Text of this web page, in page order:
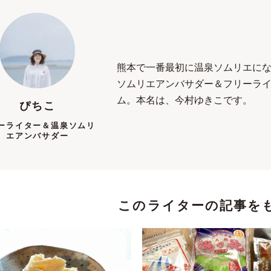
ぴちこ
ライター＆温泉ソムリ
エアンバサダー
熊本で一番最初に温泉ソムリエに
ソムリエアンバサダー＆フリーラ
ム。本名は、今村ゆきこです。
このライターの記事を